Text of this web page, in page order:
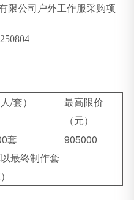
限公司户外工作服采购项
/套）
最高限价
（元）
套
以最终制作套
905000